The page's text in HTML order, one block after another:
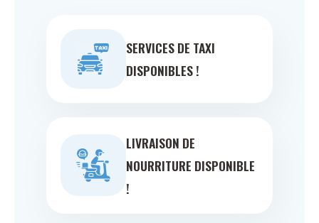
SERVICES DE TAXI
DISPONIBLES !
LIVRAISON DE
NOURRITURE DISPONIBLE
!